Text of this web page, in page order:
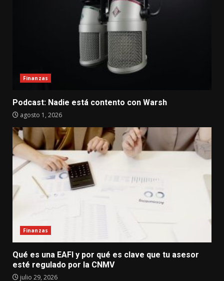
Finanzas
Podcast: Nadie está contento con Warsh
agosto 1, 2026
Finanzas
Qué es una EAFI y por qué es clave que tu asesor
esté regulado por la CNMV
julio 29, 2026